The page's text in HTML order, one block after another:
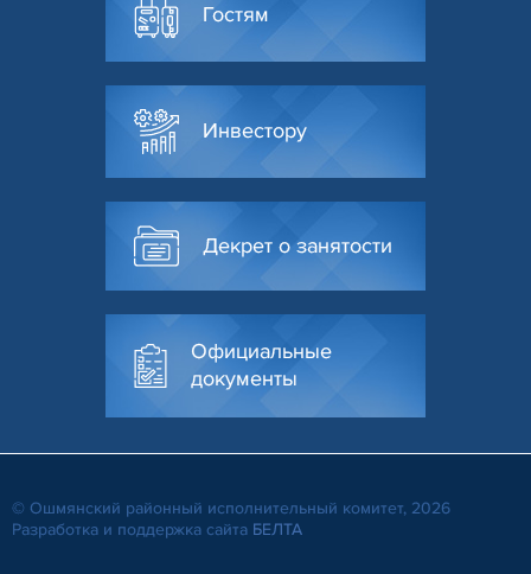
Гостям
Инвестору
Декрет о занятости
Официальные
документы
© Ошмянский районный исполнительный комитет, 2026
Разработка и поддержка сайта БЕЛТА